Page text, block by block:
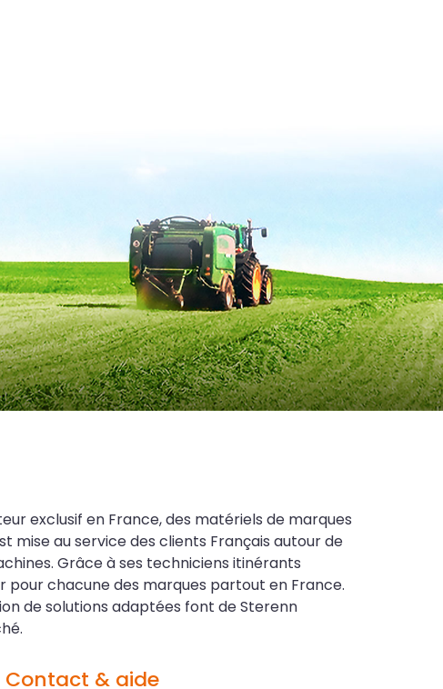
exclusif en France, des matériels de marques
mise au service des clients Français autour de
Grâce à ses techniciens itinérants
pour chacune des marques partout en France.
de solutions adaptées font de Sterenn
Contact & aide